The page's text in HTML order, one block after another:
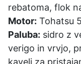
rebatoma, flok
Motor: Tohatsu
Paluba: sidro z
verigo in vrvjo,
kavelj za